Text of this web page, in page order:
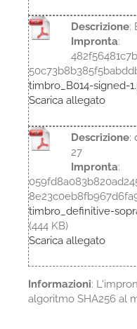
Descrizione:
Impronta:
timbro_B014-signed-
Scarica allegato
Descrizione:
27
Impronta:
timbro_definitive-
(444 KB)
Scarica allegato
Informazioni:
algoritmo SHA256 al